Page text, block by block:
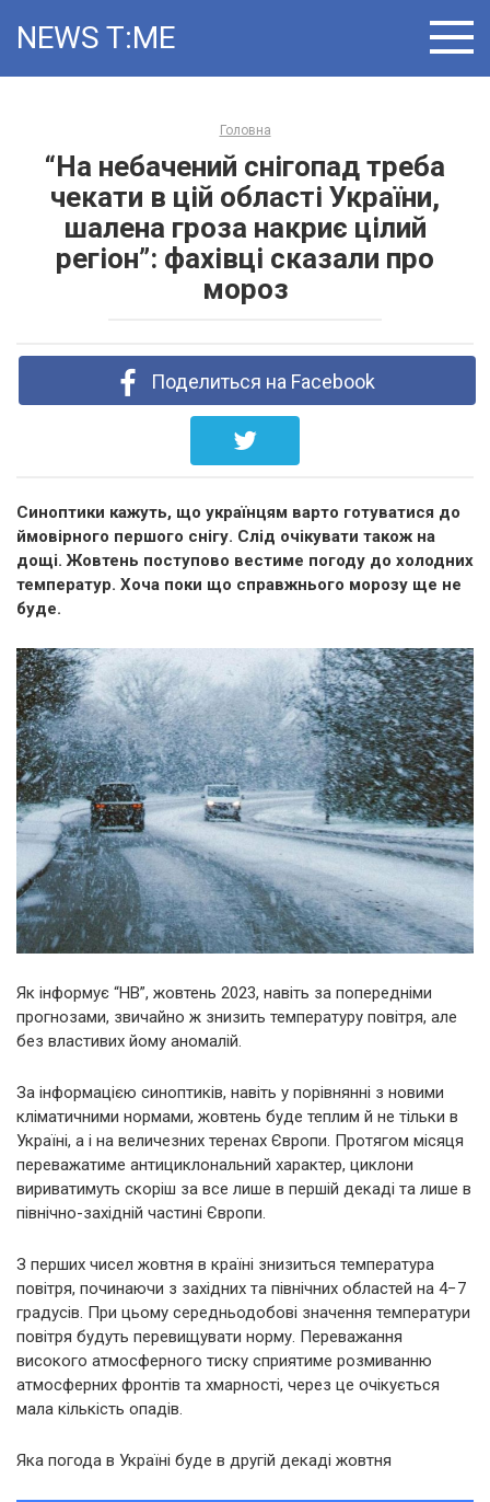
NEWS T:ME
Головна
“На небачений снігопад треба
чекати в цій області України,
шалена гроза накриє цілий
регіон”: фахівці сказали про
мороз
Поделиться на Facebook
Синоптики кажуть, що українцям варто готуватися до
ймовірного першого снігу. Слід очікувати також на
дощі. Жовтень поступово вестиме погоду до холодних
температур. Хоча поки що справжнього морозу ще не
буде.
Як інформує “НВ”, жовтень 2023, навіть за попередніми
прогнозами, звичайно ж знизить температуру повітря, але
без властивих йому аномалій.
За інформацією синоптиків, навіть у порівнянні з новими
кліматичними нормами, жовтень буде теплим й не тільки в
Україні, а і на величезних теренах Європи. Протягом місяця
переважатиме антициклональний характер, циклони
вириватимуть скоріш за все лише в першій декаді та лише в
північно-західній частині Європи.
З перших чисел жовтня в країні знизиться температура
повітря, починаючи з західних та північних областей на 4−7
градусів. При цьому середньодобові значення температури
повітря будуть перевищувати норму. Переважання
високого атмосферного тиску сприятиме розмиванню
атмосферних фронтів та хмарності, через це очікується
мала кількість опадів.
Яка погода в Україні буде в другій декаді жовтня